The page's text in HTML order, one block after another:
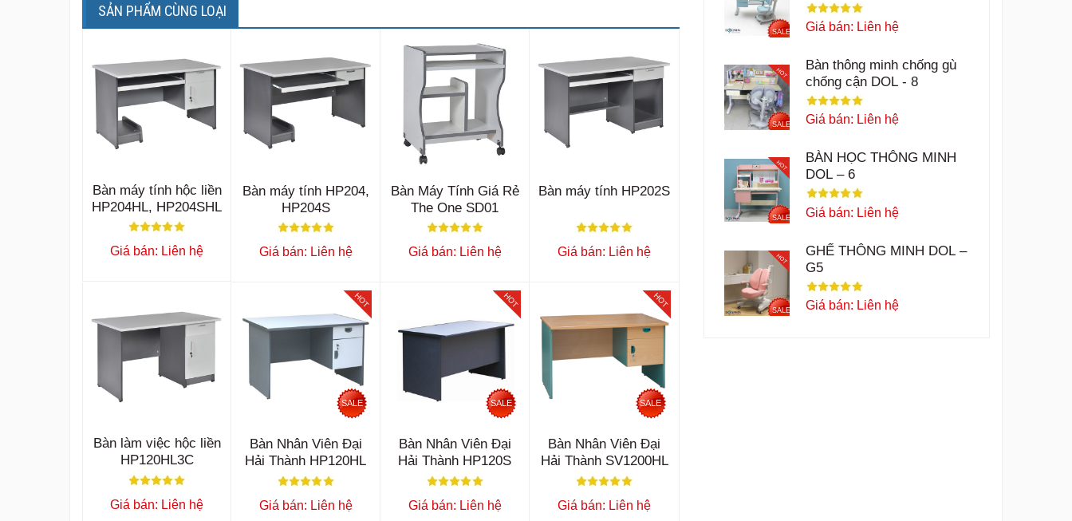
SẢN PHẨM CÙNG LOẠI
Bàn máy tính hộc liền
HP204HL, HP204SHL
Giá bán: Liên hệ
Bàn máy tính HP204,
HP204S
Giá bán: Liên hệ
Bàn Máy Tính Giá Rẻ
The One SD01
Giá bán: Liên hệ
Bàn máy tính HP202S
Giá bán: Liên hệ
Bàn làm việc hộc liền
HP120HL3C
Giá bán: Liên hệ
HOT
SALE
Bàn Nhân Viên Đại
Hải Thành HP120HL
Giá bán: Liên hệ
HOT
SALE
Bàn Nhân Viên Đại
Hải Thành HP120S
Giá bán: Liên hệ
HOT
SALE
Bàn Nhân Viên Đại
Hải Thành SV1200HL
Giá bán: Liên hệ
SALE Giá bán: Liên hệ
HOT
SALE
Bàn thông minh chống gù
chống cận DOL - 8
Giá bán: Liên hệ
HOT
SALE
BÀN HỌC THÔNG MINH
DOL – 6
Giá bán: Liên hệ
HOT
SALE
GHẾ THÔNG MINH DOL –
G5
Giá bán: Liên hệ